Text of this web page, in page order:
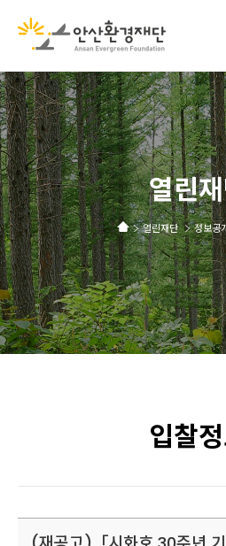
열린
열린재단 정보공
입찰